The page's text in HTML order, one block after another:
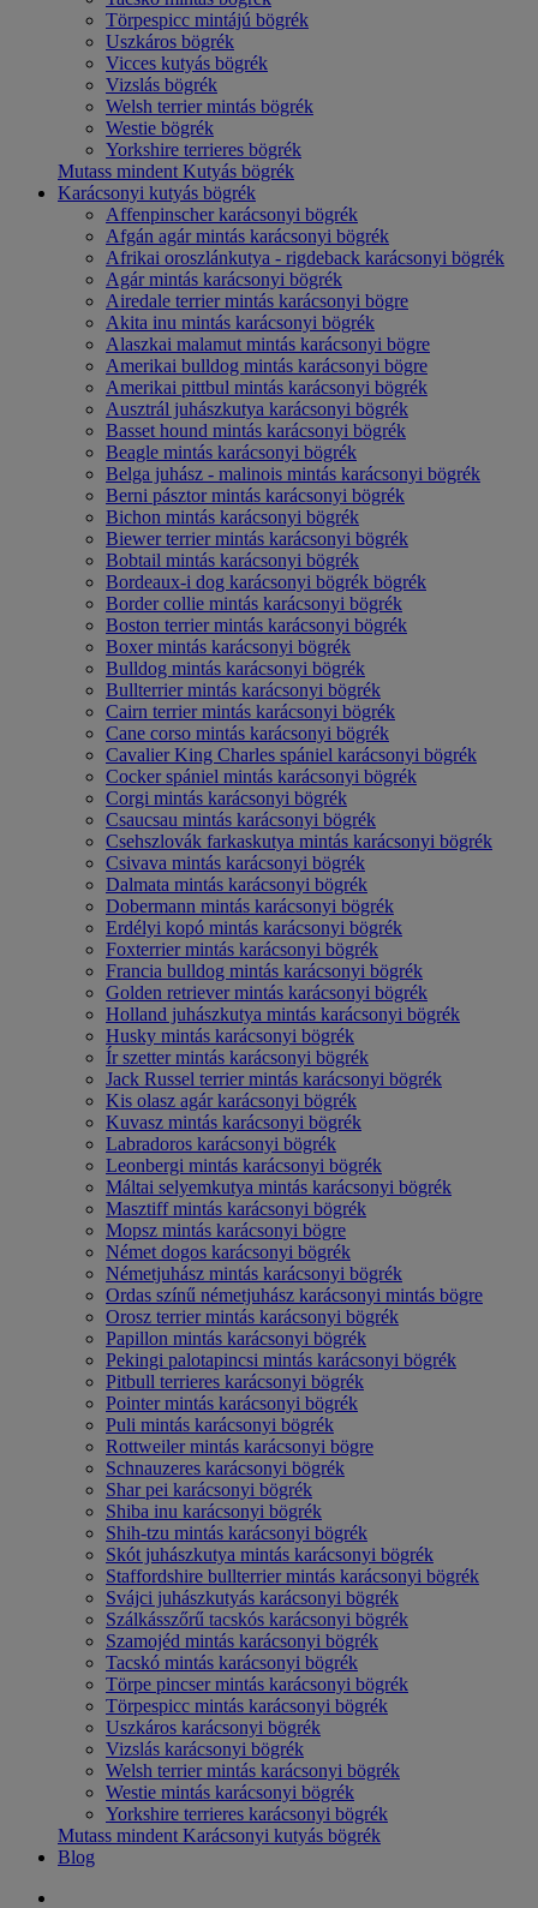
Törpespicc mintájú bögrék
Uszkáros bögrék
Vicces kutyás bögrék
Vizslás bögrék
Welsh terrier mintás bögrék
Westie bögrék
Yorkshire terrieres bögrék
Mutass mindent Kutyás bögrék
Karácsonyi kutyás bögrék
Affenpinscher karácsonyi bögrék
Afgán agár mintás karácsonyi bögrék
Afrikai oroszlánkutya - rigdeback karácsonyi bögrék
Agár mintás karácsonyi bögrék
Airedale terrier mintás karácsonyi bögre
Akita inu mintás karácsonyi bögrék
Alaszkai malamut mintás karácsonyi bögre
Amerikai bulldog mintás karácsonyi bögre
Amerikai pittbul mintás karácsonyi bögrék
Ausztrál juhászkutya karácsonyi bögrék
Basset hound mintás karácsonyi bögrék
Beagle mintás karácsonyi bögrék
Belga juhász - malinois mintás karácsonyi bögrék
Berni pásztor mintás karácsonyi bögrék
Bichon mintás karácsonyi bögrék
Biewer terrier mintás karácsonyi bögrék
Bobtail mintás karácsonyi bögrék
Bordeaux-i dog karácsonyi bögrék bögrék
Border collie mintás karácsonyi bögrék
Boston terrier mintás karácsonyi bögrék
Boxer mintás karácsonyi bögrék
Bulldog mintás karácsonyi bögrék
Bullterrier mintás karácsonyi bögrék
Cairn terrier mintás karácsonyi bögrék
Cane corso mintás karácsonyi bögrék
Cavalier King Charles spániel karácsonyi bögrék
Cocker spániel mintás karácsonyi bögrék
Corgi mintás karácsonyi bögrék
Csaucsau mintás karácsonyi bögrék
Csehszlovák farkaskutya mintás karácsonyi bögrék
Csivava mintás karácsonyi bögrék
Dalmata mintás karácsonyi bögrék
Dobermann mintás karácsonyi bögrék
Erdélyi kopó mintás karácsonyi bögrék
Foxterrier mintás karácsonyi bögrék
Francia bulldog mintás karácsonyi bögrék
Golden retriever mintás karácsonyi bögrék
Holland juhászkutya mintás karácsonyi bögrék
Husky mintás karácsonyi bögrék
Ír szetter mintás karácsonyi bögrék
Jack Russel terrier mintás karácsonyi bögrék
Kis olasz agár karácsonyi bögrék
Kuvasz mintás karácsonyi bögrék
Labradoros karácsonyi bögrék
Leonbergi mintás karácsonyi bögrék
Máltai selyemkutya mintás karácsonyi bögrék
Masztiff mintás karácsonyi bögrék
Mopsz mintás karácsonyi bögre
Német dogos karácsonyi bögrék
Németjuhász mintás karácsonyi bögrék
Ordas színű németjuhász karácsonyi mintás bögre
Orosz terrier mintás karácsonyi bögrék
Papillon mintás karácsonyi bögrék
Pekingi palotapincsi mintás karácsonyi bögrék
Pitbull terrieres karácsonyi bögrék
Pointer mintás karácsonyi bögrék
Puli mintás karácsonyi bögrék
Rottweiler mintás karácsonyi bögre
Schnauzeres karácsonyi bögrék
Shar pei karácsonyi bögrék
Shiba inu karácsonyi bögrék
Shih-tzu mintás karácsonyi bögrék
Skót juhászkutya mintás karácsonyi bögrék
Staffordshire bullterrier mintás karácsonyi bögrék
Svájci juhászkutyás karácsonyi bögrék
Szálkásszőrű tacskós karácsonyi bögrék
Szamojéd mintás karácsonyi bögrék
Tacskó mintás karácsonyi bögrék
Törpe pincser mintás karácsonyi bögrék
Törpespicc mintás karácsonyi bögrék
Uszkáros karácsonyi bögrék
Vizslás karácsonyi bögrék
Welsh terrier mintás karácsonyi bögrék
Westie mintás karácsonyi bögrék
Yorkshire terrieres karácsonyi bögrék
Mutass mindent Karácsonyi kutyás bögrék
Blog